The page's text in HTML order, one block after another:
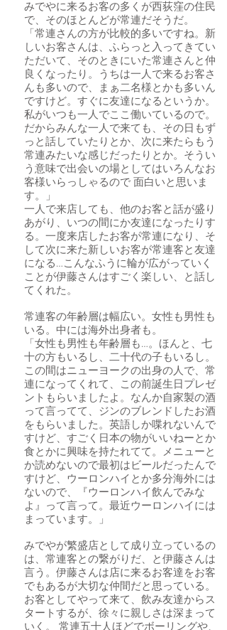
みでやに来るお客の多くが西荻窪の住民
で、そのほとんどが常連だそうだ。
「常連さんの方が比較的多いですね。新
しいお客さんは、ふらっと入ってきてい
ただいて、そのときにいた常連さんと仲
良くなったり。うちは一人で来るお客さ
んも多いので、まぁ二名様とかも多いん
ですけど。すぐに友達になるというか。
私がいつも一人でここ働いているので。
だからみんな一人で来ても、その日もず
っと話していたりとか、次に来たらもう
常連みたいな感じだったりとか。そうい
う意味で出会いの場としてはいろんなお
客様いらっしゃるので 面白いと思いま
す。」
一人で来店しても、他のお客と話が盛り
あがり、いつの間にか友達になったりす
る。一度来店したお客が常連になり、そ
して次に来た新しいお客が常連客と友達
になる…こんなふうに輪が広がっていく
ことが伊藤さんはすごく楽しい、と話し
てくれた。
常連客の年齢層は幅広い。女性も男性も
いる。中には海外出身者も。
「女性も男性も年齢層も…。ほんと、七
十の方もいるし、二十代の子もいるし。
この間はニューヨークの出身の人で、常
連になってくれて、この前誕生日プレゼ
ントもらいましたよ。なんか自家製の酒
って言ってて、ジンのブレンドしたお酒
をもらいました。英語しか喋れないんで
すけど、すごく日本の物がいいねーとか
食とかに興味を持たれてて。メニューと
か読めないので最初はビールだったんで
すけど、ウーロンハイとか多分海外には
ないので、『ウーロンハイ飲んでみな
よ』って言って。最近ウーロンハイには
まっています。」
みでやが繁盛店として成り立っているの
は、常連客との繋がりだ、と伊藤さんは
言う。伊藤さんは店に来るお客達をお客
でもあるが大切な仲間だと思っている。
お客としてやって来て、飲み友達からス
タートするが、徐々に親しさは深まって
いく。 常連五十人ほどでボーリングや、